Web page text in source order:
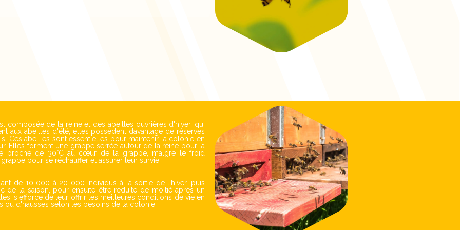
composée de la reine et des abeilles ouvrières d'hiver, qui
aux abeilles d'été, elles possèdent davantage de réserves
Ces abeilles sont essentielles pour maintenir la colonie en
Elles forment une grappe serrée autour de la reine pour la
proche de 30°C au cœur de la grappe, malgré le froid
pour se réchauffer et assurer leur survie.
de 10 000 à 20 000 individus à la sortie de l'hiver, puis
de la saison, pour ensuite être réduite de moitié après un
s'efforce de leur offrir les meilleures conditions de vie en
ou d'hausses selon les besoins de la colonie.